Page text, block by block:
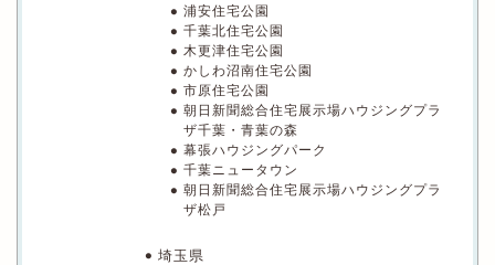
浦安住宅公園
千葉北住宅公園
木更津住宅公園
かしわ沼南住宅公園
市原住宅公園
朝日新聞総合住宅展示場ハウジングプラ
ザ千葉・青葉の森
幕張ハウジングパーク
千葉ニュータウン
朝日新聞総合住宅展示場ハウジングプラ
ザ松戸
埼玉県